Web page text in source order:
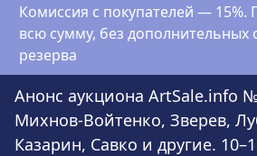
Комиссия с покупателей —
всю сумму, без дополнительных
резерва
Анонс аукциона ArtSale.info
Михнов-Войтенко, Зверев,
Казарин, Савко и другие.